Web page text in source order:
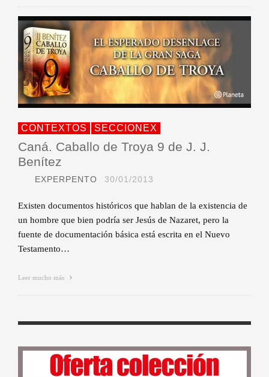
CONTEXTOS SECCIONEX
Caná. Caballo de Troya 9 de J. J.
Benítez
EXPERPENTO 30/01/2013
Existen documentos históricos que hablan de la existencia de
un hombre que bien podría ser Jesús de Nazaret, pero la
fuente de documentación básica está escrita en el Nuevo
Testamento…
Leer mucho más